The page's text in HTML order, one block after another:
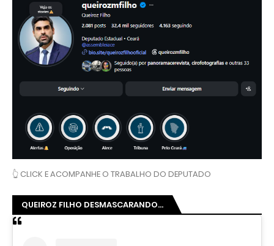
👆 CLICK E ACOMPANHE O TRABALHO DO DEPUTADO
QUEIROZ FILHO DESMASCARANDO...